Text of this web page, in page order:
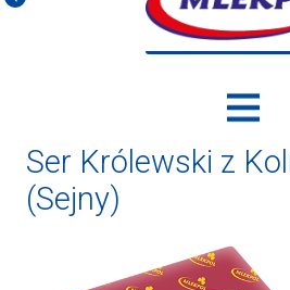
Ser Królewski z
(Sejny)